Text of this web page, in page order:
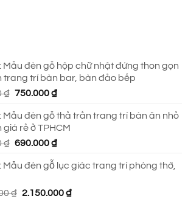
Mẫu đèn gỗ hộp chữ nhật đứng thon gọn
trang trí bàn bar, bàn đảo bếp
₫ Giá
là:
990.000 ₫.
750.000₫Giá
tại
là:
750.000 ₫.
Mẫu đèn gỗ thả trần trang trí bàn ăn nhỏ
giá rẻ ở TPHCM
₫ Giá
là:
690.000₫Giá
tại
690.000 ₫.
Mẫu đèn gỗ lục giác trang trí phòng thờ,
₫ Giá
2.150.000₫Giá